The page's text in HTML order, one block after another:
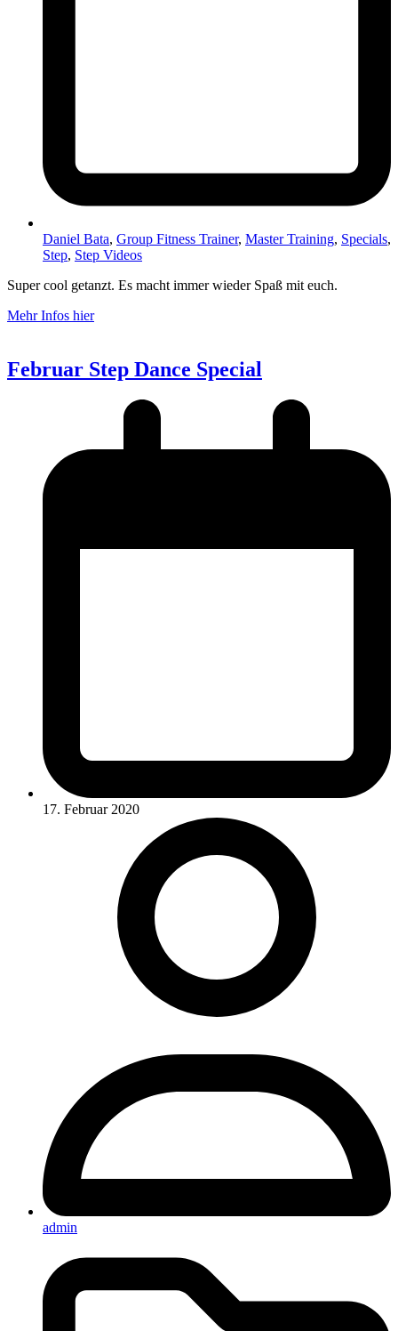
Daniel Bata, Group Fitness Trainer, Master Training, Specials,
Step, Step Videos
Super cool getanzt. Es macht immer wieder Spaß mit euch.
Mehr Infos hier
Februar Step Dance Special
17. Februar 2020
admin